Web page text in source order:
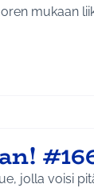
mukaan
ja
jolla voisi